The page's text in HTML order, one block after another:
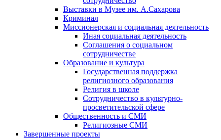
Выставки в Музее им. А.Сахарова
Криминал
Миссионерская и социальная деятельность
Иная социальная деятельность
Соглашения о социальном
сотрудничестве
Образование и культура
Государственная поддержка
религиозного образования
Религия в школе
Сотрудничество в культурно-
просветительской сфере
Общественность и СМИ
Религиозные СМИ
Завершенные проекты